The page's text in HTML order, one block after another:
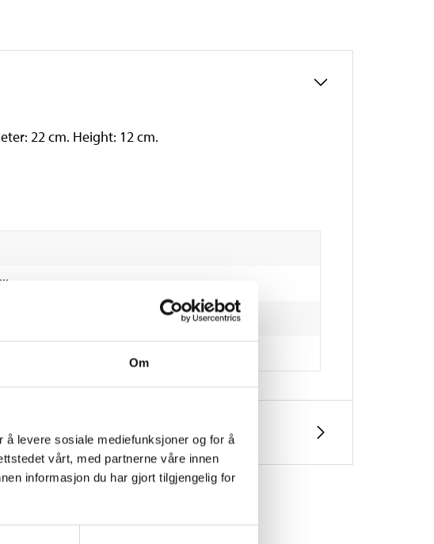
Om
levere sosiale mediefunksjoner og for å
vårt, med partnerne våre innen
informasjon du har gjort tilgjengelig for
22 cm. Height: 12 cm.